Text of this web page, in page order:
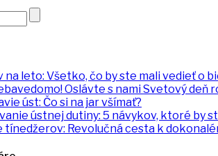
na leto: Všetko, čo by ste mali vedieť o
Oslávte s nami Svetový deň
úst: Čo si na jar všímať?
ústnej dutiny: 5 návykov, ktoré by
tínedžerov: Revolučná cesta k